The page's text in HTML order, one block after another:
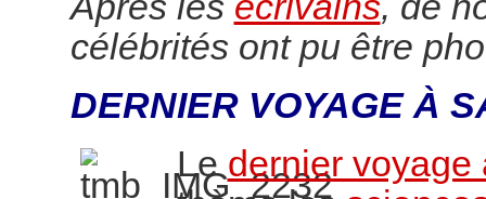
célébrités ont pu être
DERNIER VOYAGE À
Ledernier voyage